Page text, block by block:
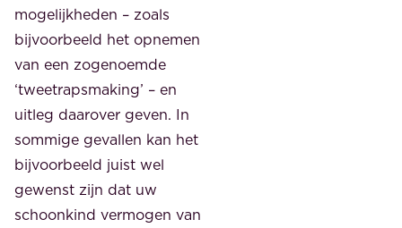
mogelijkheden – zoals
bijvoorbeeld het opnemen
van een zogenoemde
‘tweetrapsmaking’ – en
uitleg daarover geven. In
sommige gevallen kan het
bijvoorbeeld juist wel
gewenst zijn dat uw
schoonkind vermogen van